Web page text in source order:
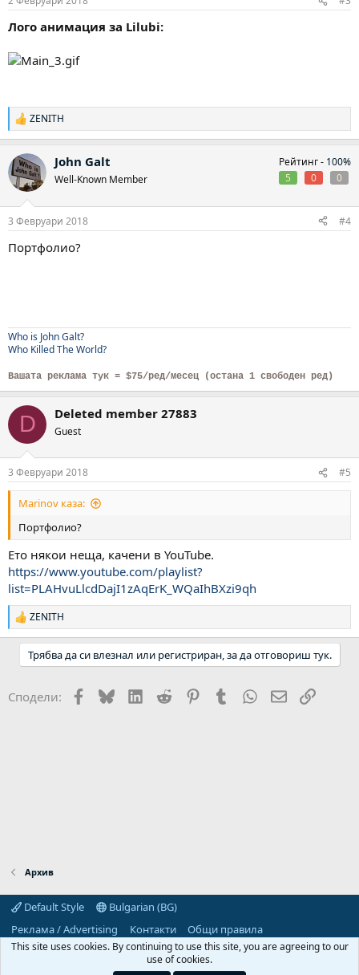
Лого анимация за Lilubi:
Р
е
к
ц
и
ZENITH
John Galt
Well-Known Member
Рейтинг - 100%
5
0 0
3 Февруари 2018 #4
Портфолио?
Who is John Galt?
Who Killed The World?
Вашата реклама тук = $75/ред/месец (остана 1 свободен ред)
D Deleted member 27883
Guest
3 Февруари 2018 #5
Marinov каза:
Портфолио?
Ето някои неща, качени в YouTube.
https://www.youtube.com/playlist?
list=PLAHvuLlcdDajI1zAqErK_WQaIhBXzi9qh
Р
е
и
ZENITH
Трябва да си влезнал или регистриран, за да отговориш тук.
Сподели: Facebook
BlueskyLinkedIn
Reddit PinterestTumblr WhatsApp
EmailLink
Архив
Default Style
Bulgarian (BG)
Реклама / Advertising
Контакти
Общи правила
Декларация за поверителност
Помощ Начало
R
S
This site uses cookies. By continuing to use this site, you are agreeing to our
use of cookies.